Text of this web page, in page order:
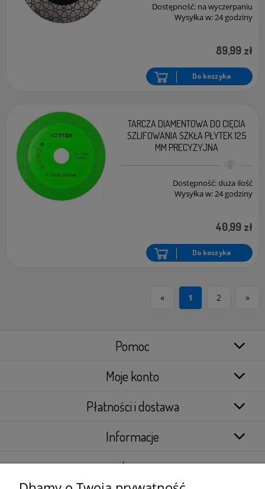
Dostępność: na wyczerpaniu
Wysyłka w:24 godziny
89,99 zł
Do koszyka
TARCZA DIAMENTOWA DO CIĘCIA
SZLIFOWANIA SZKŁA PŁYTEK 125
MM PRECYZYJNA
Dostępność:duża ilość
Wysyłka w:24 godziny
40,99 zł
Do koszyka
« 1 2 »
Pomoc
Moje konto
Płatności i dostawa
Informacje
Inne